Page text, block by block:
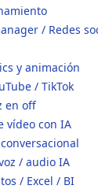
/ Redes
y animación
/ TikTok
en off
vídeo con IA
/ audio IA
/ Excel / BI